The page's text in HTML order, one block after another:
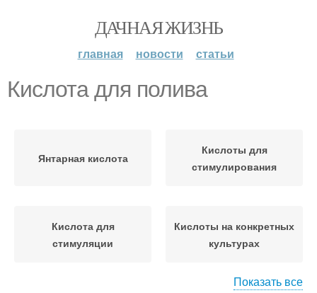
ДАЧНАЯ ЖИЗНЬ
главная новости статьи
Кислота для полива
Янтарная кислота
Кислоты для
стимулирования
Кислота для
стимуляции
Кислоты на конкретных
культурах
Показать все